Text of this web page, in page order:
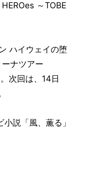
～TOBE
ハイウェイの堕
ナツアー
次回は、14日
説「風、薫る」